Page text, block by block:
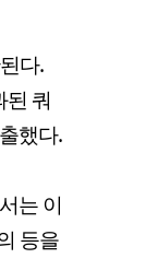
다.
쿼
했다.
는 이
등을